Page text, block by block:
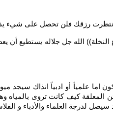
وانتظرت رزقك فلن تحصل على شيء
الله جل جلاله يستطيع أن
اما علمياً أو ادبياً انذاك سيجد
المعلقة كيف كانت تروى
لدرجة العلماء والأدباء و